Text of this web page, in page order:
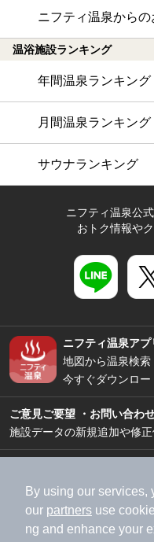
By using our services,
our partners use
ng and enhance your
ニフティ温泉から
温浴施設ランキング
年間温泉ランキング
月間温泉ランキング
サウナランキング
ニフティ温泉公
おトク情報や
ニフティ温泉アプ
地図から温泉検索
今すぐダウンロー
ご意見ご要望 ・お問い合わ
施設データの新規追加や修
加盟店募集（資
利用規約
ライ
特定商取引法に基